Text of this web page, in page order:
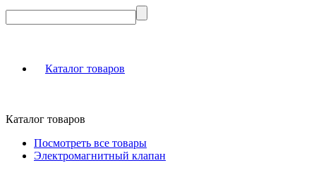
Каталог товаров
Каталог товаров
Посмотреть все товары
Электромагнитный клапан